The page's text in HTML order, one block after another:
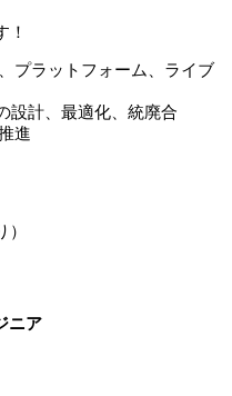
！
プラットフォーム、ライブ
設計、最適化、統廃合
進
ニア